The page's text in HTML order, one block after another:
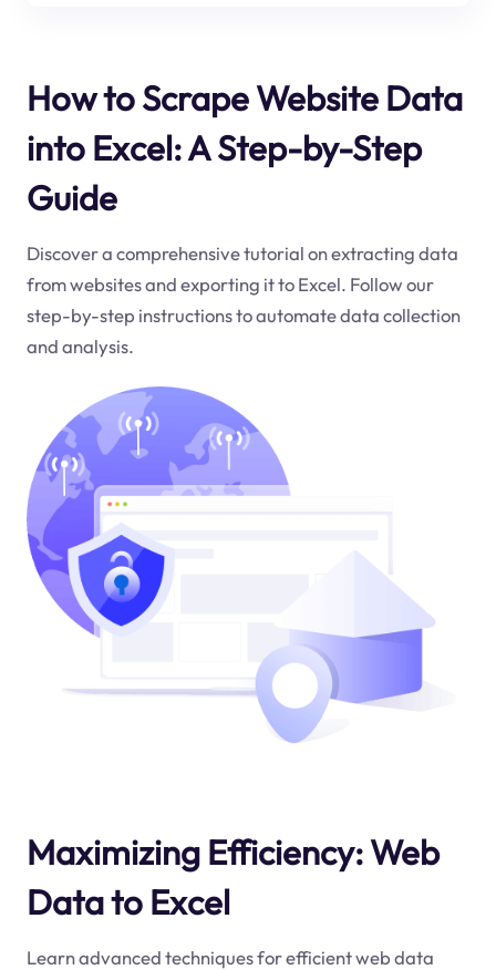
How to Scrape Website Data
into Excel: A Step-by-Step
Guide
Discover a comprehensive tutorial on extracting data
from websites and exporting it to Excel. Follow our
step-by-step instructions to automate data collection
and analysis.
Maximizing Efficiency: Web
Data to Excel
Learn advanced techniques for efficient web data